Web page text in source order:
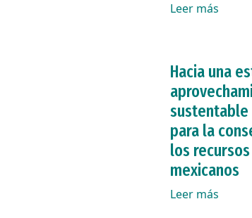
Leer más
Hacia una
para la
los
mexicanos
Leer más